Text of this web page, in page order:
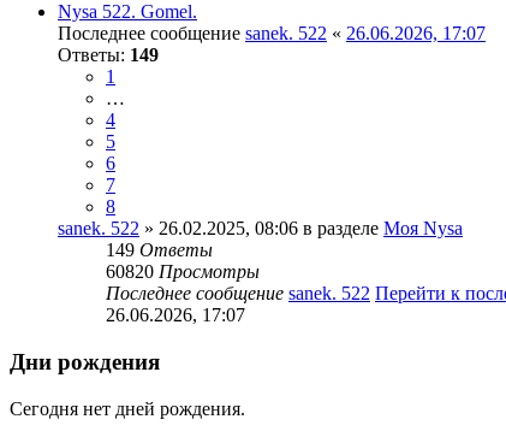
Nysa 522. Gomel.
Последнее сообщение sanek. 522 « 26.06.2026, 17:07
Ответы: 149
1
…
4
5
6
7
8
sanek. 522 » 26.02.2025, 08:06 в разделе Моя Nysa
149 Ответы
60820 Просмотры
Последнее сообщение sanek. 522 Перейти к
26.06.2026, 17:07
Дни рождения
Сегодня нет дней рождения.